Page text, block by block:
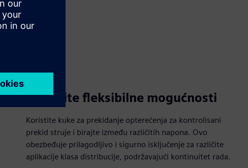
Nabavite fleksibilne mogućnosti
Koristite kuke za prekidanje opterećenja za kontrolisani
prekid struje i birajte između različitih napona. Ovo
obezbeđuje prilagodljivo i sigurno isključenje za različite
aplikacije klasa distribucije, podržavajući kontinuitet rada.